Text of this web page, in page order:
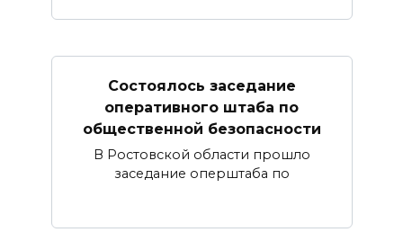
Состоялось заседание
оперативного штаба по
общественной безопасности
В Ростовской области прошло
заседание оперштаба по